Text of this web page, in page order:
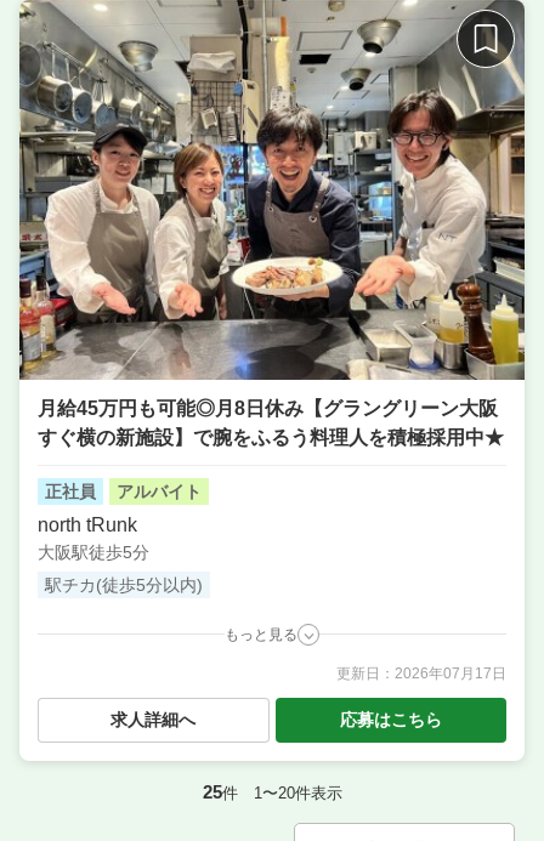
席数 30席〜40席
単価 4000円〜5000円
月給45万円も可能◎月8日休み【グラングリーン大阪
すぐ横の新施設】で腕をふるう料理人を積極採用中★
正社員 アルバイト
north tRunk
大阪駅徒歩5分
駅チカ(徒歩5分以内)
もっと見る
本部スタッフ・SV ／ 料理長候補（シェフ・板長な
ど） ／ 店長候補・マネージャー ／ 調理・キッチンス
タッフ・板前 ／ サービス・ホール ／ ソムリエ ／ バ
イタリアン／カフェレストラン
更新日： 2026年07月17日
求人詳細へ 応募はこちら
25件 1〜20件表示